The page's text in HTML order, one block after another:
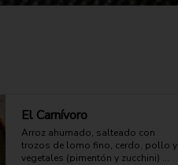
El Carnívoro
Arroz ahumado, salteado con
trozos de lomo fino, cerdo, pollo y
vegetales (pimentón y zucchini)